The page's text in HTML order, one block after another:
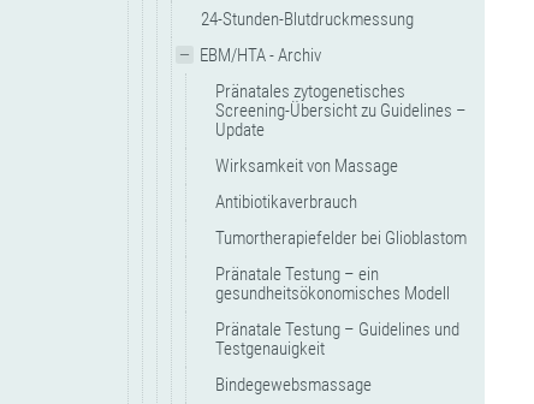
24-Stunden-Blutdruckmessung
EBM/HTA - Archiv
Pränatales zytogenetisches
Screening-Übersicht zu Guidelines –
Update
Wirksamkeit von Massage
Antibiotikaverbrauch
Tumortherapiefelder bei Glioblastom
Pränatale Testung – ein
gesundheitsökonomisches Modell
Pränatale Testung – Guidelines und
Testgenauigkeit
Bindegewebsmassage